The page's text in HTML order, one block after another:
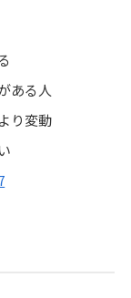
ある人
り変動